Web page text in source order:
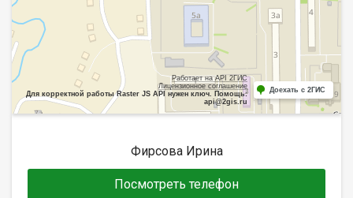
Работает на API 2ГИС
Лицензионное соглашение
Для корректной работы Raster JS API нужен ключ. Помощь:
api@2gis.ru
Доехать с 2ГИС
Фирсова Ирина
Посмотреть телефон